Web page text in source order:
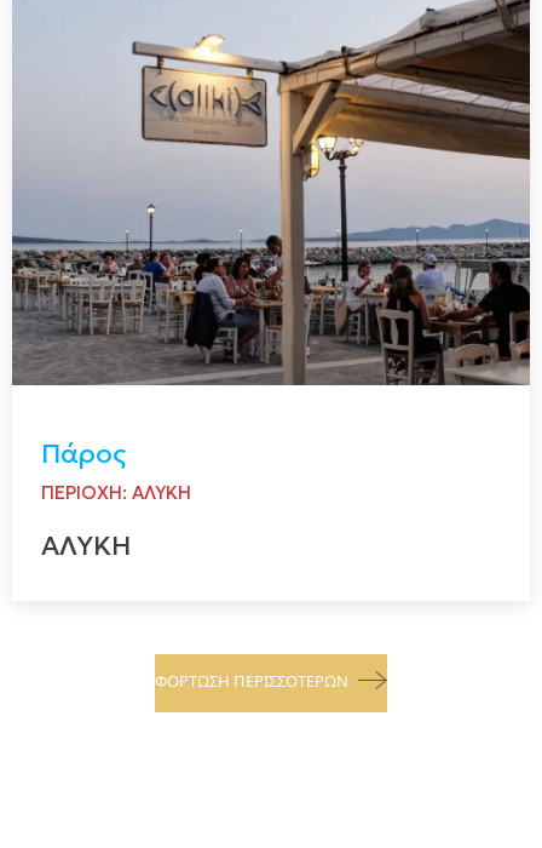
Πάρος
ΠΕΡΙΟΧΗ: ΑΛΥΚΗ
ΑΛΥΚΗ
ΦΌΡΤΩΣΗ ΠΕΡΙΣΣΌΤΕΡΩΝ